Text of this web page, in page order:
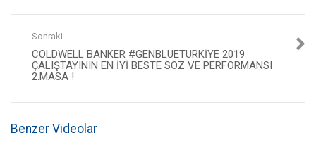
Sonraki
COLDWELL BANKER #GENBLUETÜRKIYE 2019
ÇALIŞTAYININ EN İYI BESTE SÖZ VE PERFORMANSI
2.MASA !
Benzer Videolar